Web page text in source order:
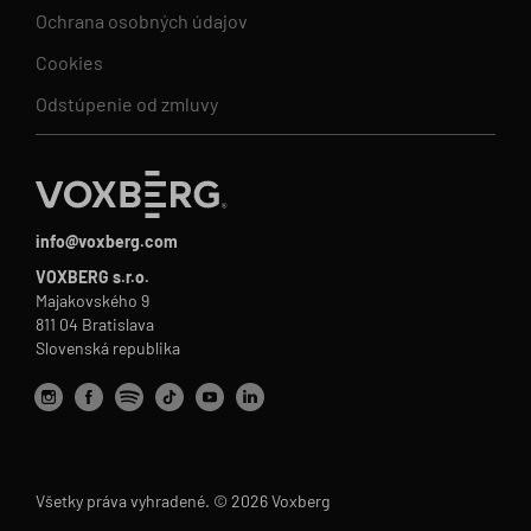
info@voxberg.com
VOXBERG s.r.o.
Majakovského 9
811 04 Bratislava
Slovenská republika
Ochrana osobných údajov
Cookies
Odstúpenie od zmluvy
Všetky práva vyhradené. © 2026 Voxberg